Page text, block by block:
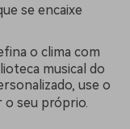
se encaixe
o clima com
musical do
use o
o seu próprio.